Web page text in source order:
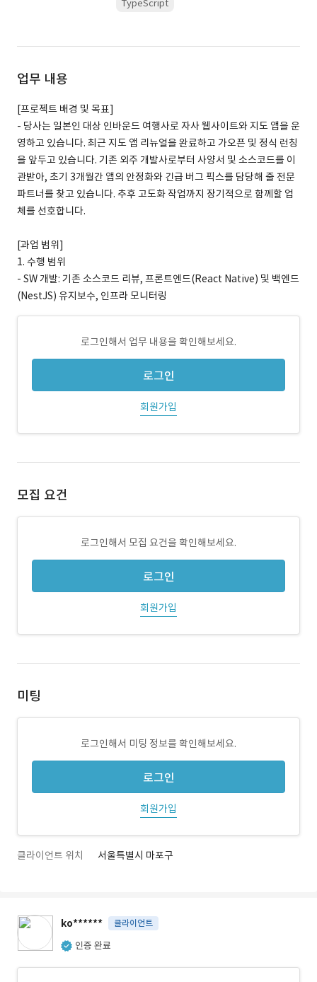
TypeScript
업무 내용
[프로젝트 배경 및 목표]
- 당사는 일본인 대상 인바운드 여행사로 자사 웹사이트와 지도 앱을 운
영하고 있습니다. 최근 지도 앱 리뉴얼을 완료하고 가오픈 및 정식 런칭
을 앞두고 있습니다. 기존 외주 개발사로부터 사양서 및 소스코드를 이
관받아, 초기 3개월간 앱의 안정화와 긴급 버그 픽스를 담당해 줄 전문
파트너를 찾고 있습니다. 추후 고도화 작업까지 장기적으로 함께할 업
체를 선호합니다.
[과업 범위]
1. 수행 범위
- SW 개발: 기존 소스코드 리뷰, 프론트엔드(React Native) 및 백엔드
(NestJS) 유지보수, 인프라 모니터링
로그인해서 업무 내용을 확인해보세요.
로그인
회원가입
모집 요건
로그인해서 모집 요건을 확인해보세요.
로그인
회원가입
미팅
로그인해서 미팅 정보를 확인해보세요.
로그인
회원가입
클라이언트 위치 서울특별시 마포구
ko****** 클라이언트
인증 완료